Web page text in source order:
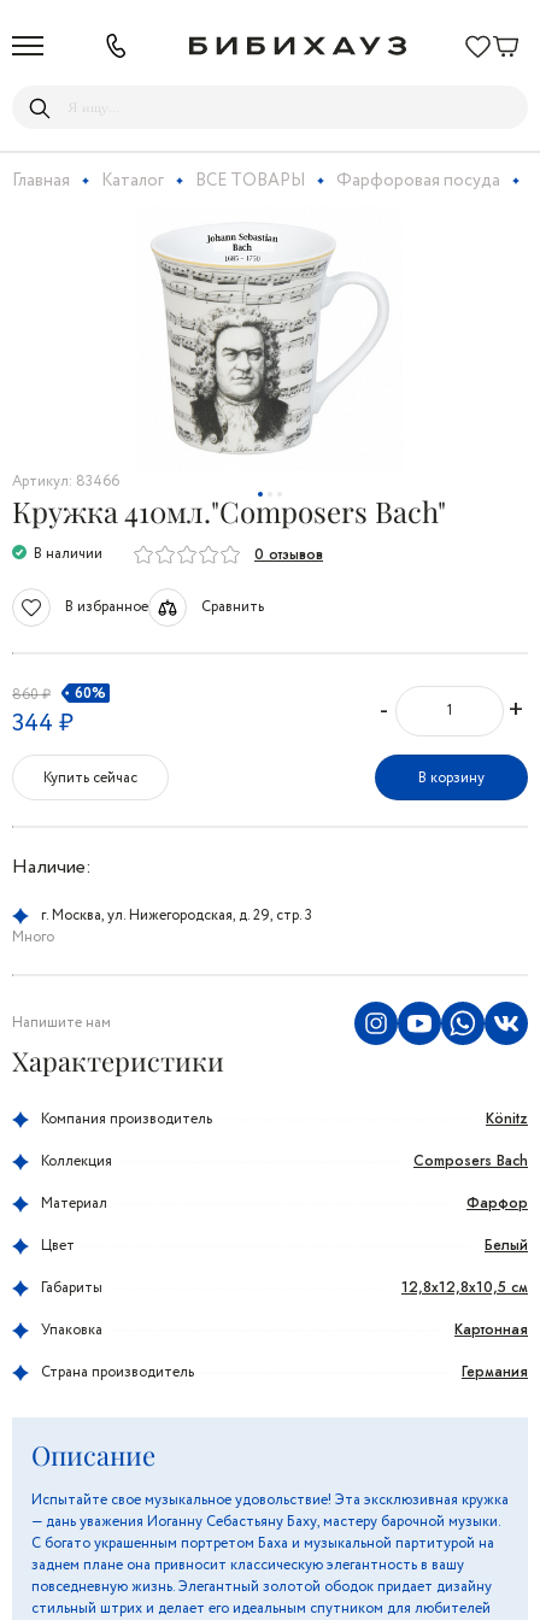
Главная Каталог ВСЕ ТОВАРЫ Фарфоровая посуда
Артикул: 83466
Кружка 410мл."Composers Bach"
В наличии 0 отзывов
В избранное Сравнить
860 ₽ 60%
344 ₽ - +
Купить сейчас В корзину
Наличие:
г. Москва, ул. Нижегородская, д. 29, стр. 3
Много
Напишите нам
Характеристики
Компания производитель Könitz
Коллекция Composers Bach
Материал Фарфор
Цвет Белый
Габариты 12,8x12,8x10,5 см
Упаковка Картонная
Страна производитель Германия
Описание
Испытайте свое музыкальное удовольствие! Эта эксклюзивная кружка
— дань уважения Иоганну Себастьяну Баху, мастеру барочной музыки.
С богато украшенным портретом Баха и музыкальной партитурой на
заднем плане она привносит классическую элегантность в вашу
повседневную жизнь. Элегантный золотой ободок придает дизайну
стильный штрих и делает его идеальным спутником для любителей